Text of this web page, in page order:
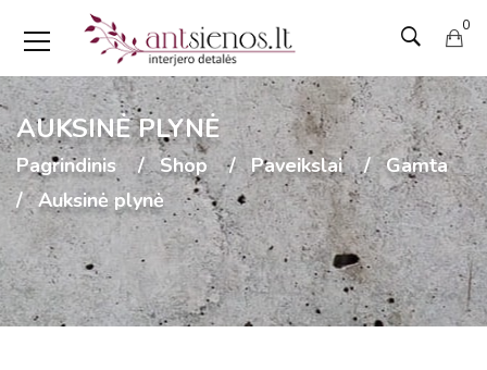
0
AUKSINĖ PLYNĖ
Pagrindinis Shop Paveikslai
Gamta
Auksinė plynė